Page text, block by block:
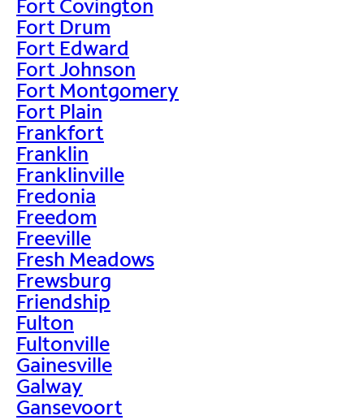
Fort Covington
Fort Drum
Fort Edward
Fort Johnson
Fort Montgomery
Fort Plain
Frankfort
Franklin
Franklinville
Fredonia
Freedom
Freeville
Fresh Meadows
Frewsburg
Friendship
Fulton
Fultonville
Gainesville
Galway
Gansevoort